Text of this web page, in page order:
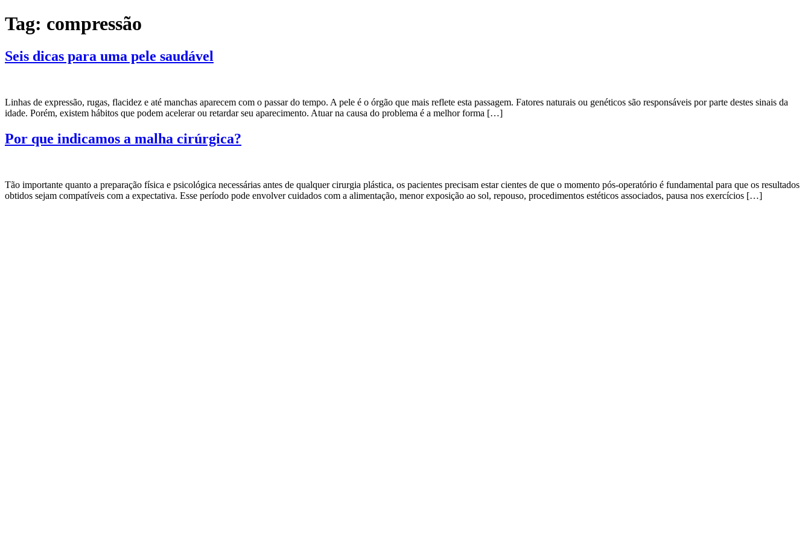
Ir
para
conteúdo
Tag: compressão
Seis dicas para uma pele saudável
Linhas de expressão, rugas, flacidez e até manchas aparecem com o passar do tempo. A pele é o órgão que mais reflete esta passagem. Fatores naturais ou genéticos são responsáveis por parte destes sinais da
idade. Porém, existem hábitos que podem acelerar ou retardar seu aparecimento. Atuar na causa do problema é a melhor forma […]
Por que indicamos a malha cirúrgica?
Tão importante quanto a preparação física e psicológica necessárias antes de qualquer cirurgia plástica, os pacientes precisam estar cientes de que o momento pós-operatório é fundamental para que os resultados
obtidos sejam compatíveis com a expectativa. Esse período pode envolver cuidados com a alimentação, menor exposição ao sol, repouso, procedimentos estéticos associados, pausa nos exercícios […]